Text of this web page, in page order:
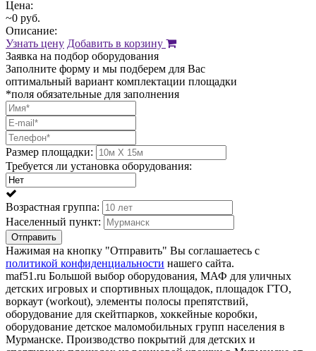
Цена:
~0 руб.
Описание:
Узнать цену Добавить в корзину
Заявка на подбор оборудования
Заполните форму и мы подберем для Вас
оптимальный вариант комплектации площадки
*поля обязательные для заполнения
Размер площадки:
Требуется ли установка оборудования:
Возрастная группа:
Населенный пункт:
Отправить
Нажимая на кнопку "Отправить" Вы соглашаетесь с
политикой конфиденциальности нашего сайта.
maf51.ru Большой выбор оборудования, МАФ для уличных
детских игровых и спортивных площадок, площадок ГТО,
воркаут (workout), элементы полосы препятствий,
оборудование для скейтпарков, хоккейные коробки,
оборудование детское маломобильных групп населения в
Мурманске. Производство покрытий для детских и